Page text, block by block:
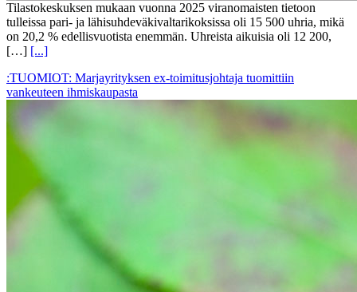
Tilastokeskuksen mukaan vuonna 2025 viranomaisten tietoon
tulleissa pari- ja lähisuhdeväkivaltarikoksissa oli 15 500 uhria, mikä
on 20,2 % edellisvuotista enemmän. Uhreista aikuisia oli 12 200,
[…] [...]
:TUOMIOT: Marjayrityksen ex-toimitusjohtaja tuomittiin
vankeuteen ihmiskaupasta